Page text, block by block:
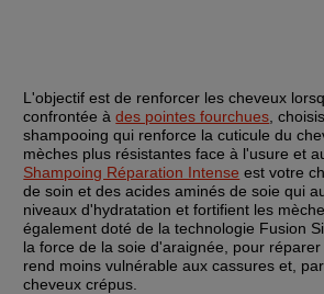
L'objectif est de renforcer les cheveux
confrontée à des pointes fourchues ,
shampooing qui renforce la cuticule du
mèches plus résistantes face à l'usure et
Shampoing Réparation Intense est votre
de soin et des acides aminés de soie qui
niveaux d'hydratation et fortifient les
également doté de la technologie Fusion
la force de la soie d'araignée, pour
rend moins vulnérable aux cassures et,
cheveux crépus.